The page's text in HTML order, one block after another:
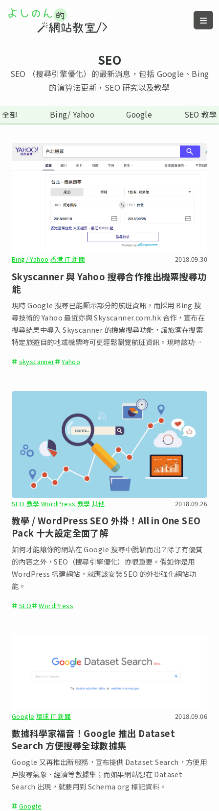
SEO
SEO （搜尋引擎優化）的最新消息，包括 Google、Bing
的演算法更新，SEO 研究以及教學
全部 Bing/ Yahoo Google SEO 教學
Bing/ Yahoo 香港 IT 新聞 2018.09.30
Skyscanner 與 Yahoo 搜尋合作推出機票搜尋功
能
現時 Google 搜尋已能顯示部分的航班資訊，而採用 Bing 搜
尋技術的 Yahoo 最近亦與 Skyscanner.com.hk 合作，宣布在
搜尋結果中導入 Skyscanner 的機票搜尋功能，讓旅客在搜索
特定旅遊目的地或機票時可更輕鬆瀏覽航班資訊。現時該功能
動裝置頁面啟用。
skyscanner Yahoo
SEO 教學 WordPress 教學 其他 2018.09.26
教學 / WordPress SEO 外掛！All in One SEO
Pack 十大設定全面了解
如何才能讓你的網站在 Google 搜尋中脫穎而出？除了有優質
的內容之外，SEO（搜尋引擎優化）亦很重要。假如你是用
WordPress 搭建網站，就應該安裝 SEO 的外掛強化網站功
能。
SEO WordPress
Google 環球 IT 新聞 2018.09.06
數據科學家福音！Google 推出 Dataset
Search 方便搜尋全球數據集
Google 又再推出新服務，宣布提供 Dataset Search，方便用
戶搜尋氣象、經濟等數據集；而如果網站想在 Dataset
Search 出現，就要用到 Schema.org 標記資料。
Google